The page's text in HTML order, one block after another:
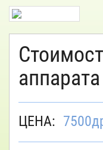
КОНФИДЕНЦИАЛЬНОСТИ
ЦЕНА: 7500